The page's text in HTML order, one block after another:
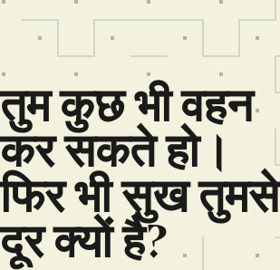
तुम कुछ भी वहन
कर सकते हो।
फिर भी सुख तुमसे
दूर क्यों है?